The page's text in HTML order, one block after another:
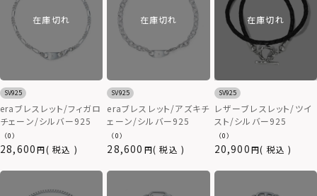
在庫切れ
SV925
eraブレスレット/フィガロ
チェーン/シルバー925
28,600 税込
（0）
在庫切れ
SV925
eraブレスレット/アズキチ
ェーン/シルバー925
28,600 税込
（0）
在庫切れ
SV925
レザーブレスレット/ツイ
スト/シルバー925
20,900 税込
（0）